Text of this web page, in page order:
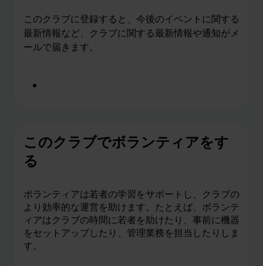
このクラブに登録すると、今後のイベントに関する
最新情報など、クラブに関する最新情報や通知がメ
ールで届きます。
このクラブに登録する
このクラブでボランティアをす
る
ボランティアは若者の学習をサポートし、クラブの
より効率的な運営を助けます。たとえば、ボランテ
ィアはクラブの時間に若者を助けたり、事前に機器
をセットアップしたり、管理業務を担当したりしま
す。